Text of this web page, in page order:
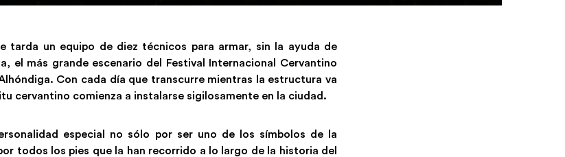
tarda un equipo de diez técnicos para armar, sin la ayuda de
el más grande escenario del Festival Internacional Cervantino
Con cada día que transcurre mientras la estructura va
cervantino comienza a instalarse sigilosamente en la ciudad.
especial no sólo por ser uno de los símbolos de la
todos los pies que la han recorrido a lo largo de la historia del